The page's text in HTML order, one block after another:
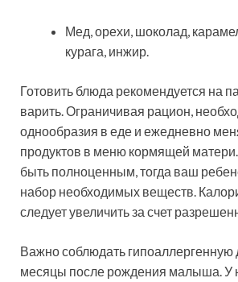
Мед, орехи, шоколад,
курага, инжир.
Готовить блюда рекомендуется на
варить. Ограничивая рацион,
однообразия в еде и ежедневно
продуктов в меню кормящей
быть полноценным, тогда ваш
набор необходимых веществ.
следует увеличить за счет
Важно соблюдать гипоаллергенную
месяцы после рождения малыша. У